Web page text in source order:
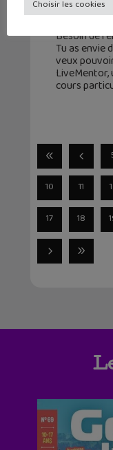
14 avril
Besoin de
Tu as envie
veux
LiveMentor,
cours
10 11
17 18
Choisir les cookies